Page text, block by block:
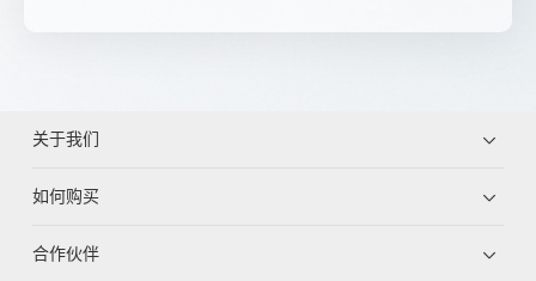
关于我们
如何购买
合作伙伴